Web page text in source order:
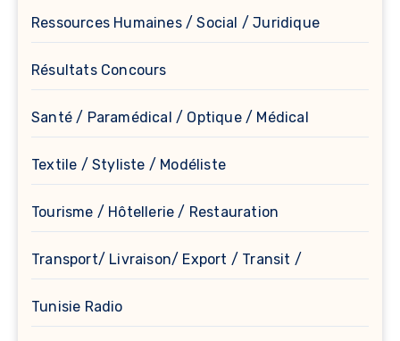
Ressources Humaines / Social / Juridique
Résultats Concours
Santé / Paramédical / Optique / Médical
Textile / Styliste / Modéliste
Tourisme / Hôtellerie / Restauration
Transport/ Livraison/ Export / Transit /
Tunisie Radio